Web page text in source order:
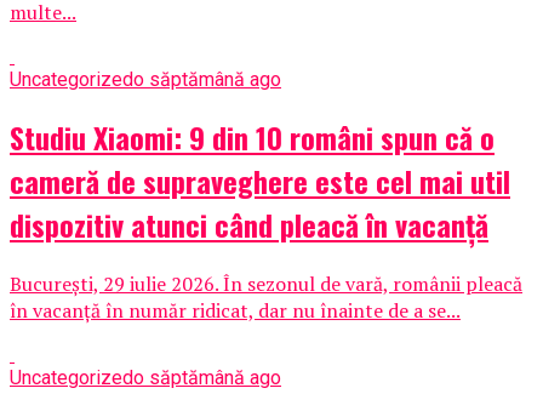
multe...
Uncategorizedo săptămână ago
Studiu Xiaomi: 9 din 10 români spun că o
cameră de supraveghere este cel mai util
dispozitiv atunci când pleacă în vacanță
București, 29 iulie 2026. În sezonul de vară, românii pleacă
în vacanță în număr ridicat, dar nu înainte de a se...
Uncategorizedo săptămână ago